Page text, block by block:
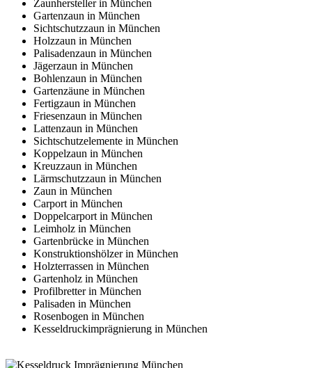
Zaunhersteller in München
Gartenzaun in München
Sichtschutzzaun in München
Holzzaun in München
Palisadenzaun in München
Jägerzaun in München
Bohlenzaun in München
Gartenzäune in München
Fertigzaun in München
Friesenzaun in München
Lattenzaun in München
Sichtschutzelemente in München
Koppelzaun in München
Kreuzzaun in München
Lärmschutzzaun in München
Zaun in München
Carport in München
Doppelcarport in München
Leimholz in München
Gartenbrücke in München
Konstruktionshölzer in München
Holzterrassen in München
Gartenholz in München
Profilbretter in München
Palisaden in München
Rosenbogen in München
Kesseldruckimprägnierung in München